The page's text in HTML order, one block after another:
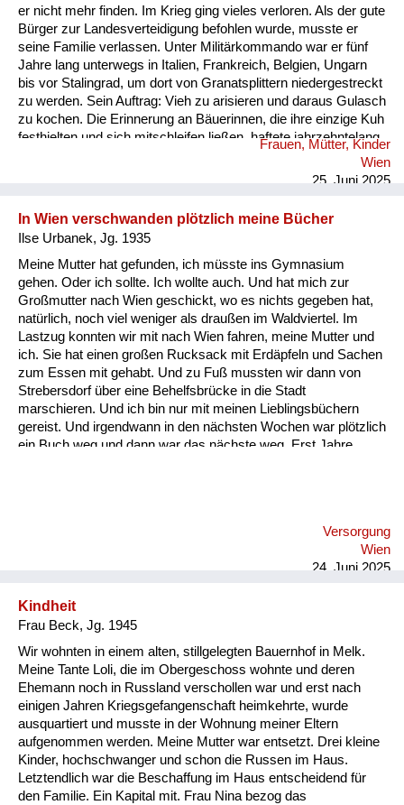
er nicht mehr finden. Im Krieg ging vieles verloren. Als der gute
Bürger zur Landesverteidigung befohlen wurde, musste er
seine Familie verlassen. Unter Militärkommando war er fünf
Jahre lang unterwegs in Italien, Frankreich, Belgien, Ungarn
bis vor Stalingrad, um dort von Granatsplittern niedergestreckt
zu werden. Sein Auftrag: Vieh zu arisieren und daraus Gulasch
zu kochen. Die Erinnerung an Bäuerinnen, die ihre einzige Kuh
festhielten und sich mitschleifen ließen, haftete jahrzehntelang
an dem Soldaten, die verzweifelten Bitten, erschütternden
Klagen, hallten in seinem Ohr. Nach Ende des Krieges trug er
Rad, öffnete ein Tor und b...
Frauen, Mütter, Kinder
Wien
25. Juni 2025
In Wien verschwanden plötzlich meine Bücher
Ilse Urbanek, Jg. 1935
Meine Mutter hat gefunden, ich müsste ins Gymnasium
gehen. Oder ich sollte. Ich wollte auch. Und hat mich zur
Großmutter nach Wien geschickt, wo es nichts gegeben hat,
natürlich, noch viel weniger als draußen im Waldviertel. Im
Lastzug konnten wir mit nach Wien fahren, meine Mutter und
ich. Sie hat einen großen Rucksack mit Erdäpfeln und Sachen
zum Essen mit gehabt. Und zu Fuß mussten wir dann von
Strebersdorf über eine Behelfsbrücke in die Stadt
marschieren. Und ich bin nur mit meinen Lieblingsbüchern
gereist. Und irgendwann in den nächsten Wochen war plötzlich
ein Buch weg und dann war das nächste weg. Erst Jahre
Versorgung
Wien
24. Juni 2025
Kindheit
Frau Beck, Jg. 1945
Wir wohnten in einem alten, stillgelegten Bauernhof in Melk.
Meine Tante Loli, die im Obergeschoss wohnte und deren
Ehemann noch in Russland verschollen war und erst nach
einigen Jahren Kriegsgefangenschaft heimkehrte, wurde
ausquartiert und musste in der Wohnung meiner Eltern
aufgenommen werden. Meine Mutter war entsetzt. Drei kleine
Kinder, hochschwanger und schon die Russen im Haus.
Letztendlich war die Beschaffung im Haus entscheidend für
den Familie. Ein Kapital mit. Frau Nina bezog das